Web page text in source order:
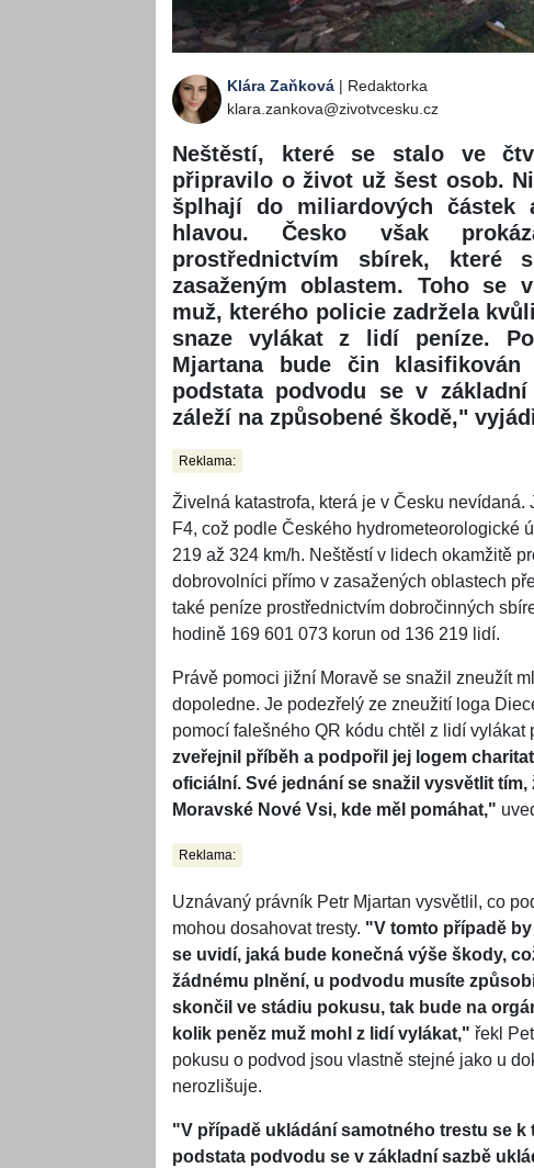
Klára Zaňková | Redaktorka
klara.zankova@zivotvcesku.cz
Neštěstí, které se stalo ve
připravilo o život už šest osob.
šplhají do miliardových částek
hlavou. Česko však
prostřednictvím sbírek, které
zasaženým oblastem. Toho se
muž, kterého policie zadržela
snaze vylákat z lidí peníze.
Mjartana bude čin
podstata podvodu se v
záleží na způsobené škodě,"
Reklama:
Živelná katastrofa, která je v Česku
F4, což podle Českého hydrometeorologické
219 až 324 km/h. Neštěstí v lidech okamžitě
dobrovolníci přímo v zasažených oblastech
také peníze prostřednictvím dobročinných
hodině 169 601 073 korun od 136 219 lidí.
Právě pomoci jižní Moravě se snažil zneužít
dopoledne. Je podezřelý ze zneužití loga
pomocí falešného QR kódu chtěl z lidí vylákat
zveřejnil příběh a podpořil jej logem
oficiální. Své jednání se snažil vysvětlit
Moravské Nové Vsi, kde měl pomáhat,"
Reklama:
Uznávaný právník Petr Mjartan vysvětlil, co
mohou dosahovat tresty. "V tomto případě
se uvidí, jaká bude konečná výše škody,
žádnému plnění, u podvodu musíte
skončil ve stádiu pokusu, tak bude na
kolik peněz muž mohl z lidí vylákat," řekl
pokusu o podvod jsou vlastně stejné jako u
nerozlišuje.
"V případě ukládání samotného trestu se
podstata podvodu se v základní sazbě